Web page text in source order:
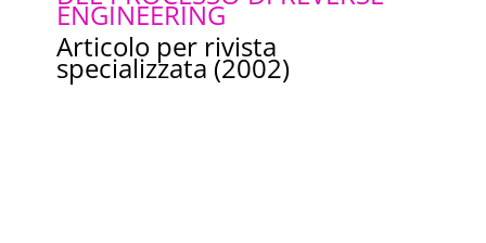
ENGINEERING
Articolo per rivista
specializzata (2002)